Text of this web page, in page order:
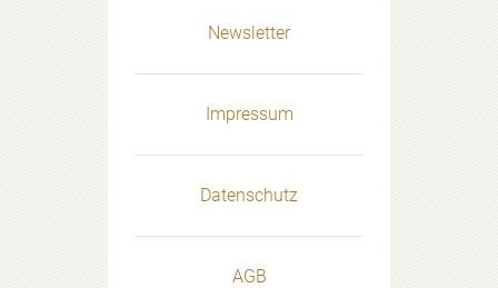
Newsletter
Impressum
Datenschutz
AGB